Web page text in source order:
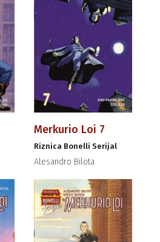
Merkurio Loi 7
Riznica Bonelli Serijal
Alesandro Bilota